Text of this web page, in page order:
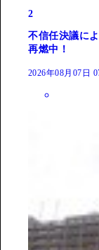
2
不信任決議に
再燃中！
2026年08月07日